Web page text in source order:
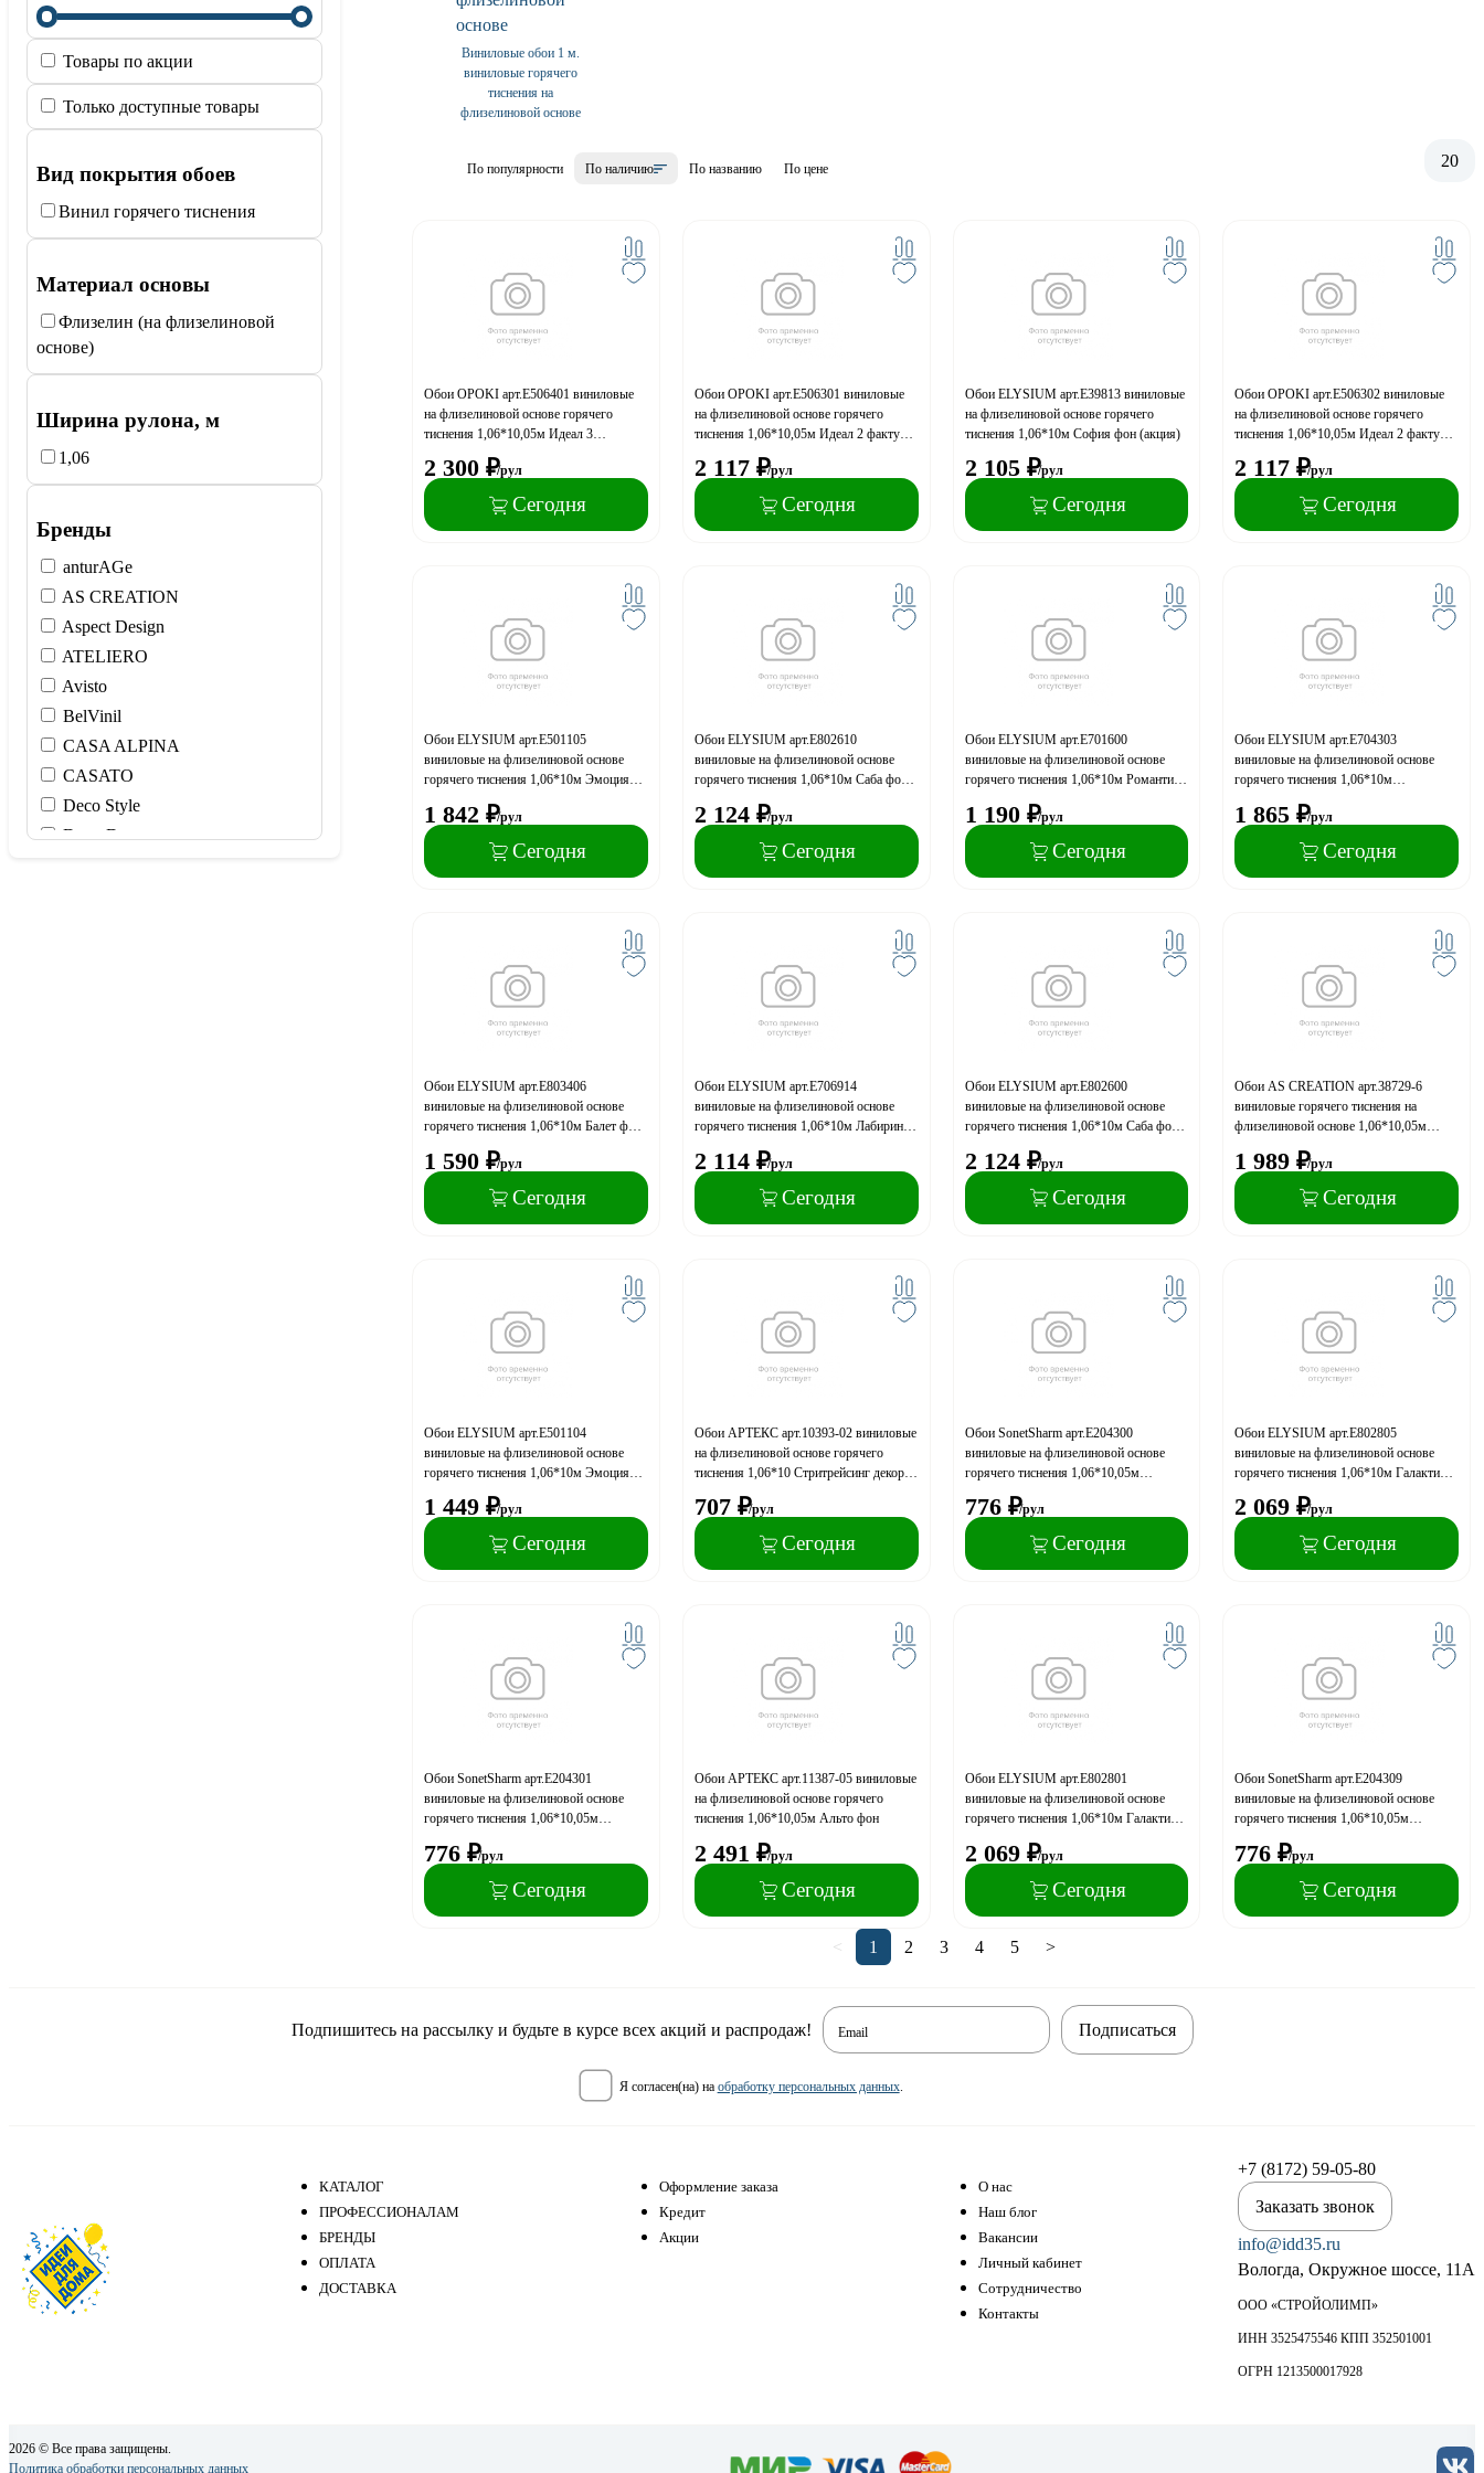
Товары по акции
Только доступные товары
Вид покрытия обоев
Винил горячего тиснения
Материал основы
Флизелин (на флизелиновой
основе)
Ширина рулона, м
1,06
Бренды
anturAGe
AS CREATION
Aspect Design
ATELIERO
Avisto
BelVinil
CASA ALPINA
CASATO
Deco Style
Deco-Deco
Обои Мир
Обои САРАТОВ
ПАЛИТРА
Виниловые обои 1 м.
виниловые горячего
тиснения на
флизелиновой основе
По популярности По наличию По названию По цене 20
Обои OPOKI арт.Е506401 виниловые
на флизелиновой основе горячего
тиснения 1,06*10,05м Идеал 3
2 300 ₽/рул
Сегодня
Обои OPOKI арт.Е506301 виниловые
на флизелиновой основе горячего
тиснения 1,06*10,05м Идеал 2 фактура
2 117 ₽/рул
Сегодня
Обои ELYSIUM арт.Е39813 виниловые
на флизелиновой основе горячего
тиснения 1,06*10м София фон (акция)
2 105 ₽/рул
Сегодня
Обои OPOKI арт.Е506302 виниловые
на флизелиновой основе горячего
тиснения 1,06*10,05м Идеал 2 фактура
2 117 ₽/рул
Сегодня
Обои ELYSIUM арт.Е501105
виниловые на флизелиновой основе
горячего тиснения 1,06*10м Эмоция
1 842 ₽/рул
Сегодня
Обои ELYSIUM арт.Е802610
виниловые на флизелиновой основе
горячего тиснения 1,06*10м Саба фон
2 124 ₽/рул
Сегодня
Обои ELYSIUM арт.Е701600
виниловые на флизелиновой основе
горячего тиснения 1,06*10м Романтика
1 190 ₽/рул
Сегодня
Обои ELYSIUM арт.Е704303
виниловые на флизелиновой основе
горячего тиснения 1,06*10м
1 865 ₽/рул
Сегодня
Обои ELYSIUM арт.Е803406
виниловые на флизелиновой основе
горячего тиснения 1,06*10м Балет фон
1 590 ₽/рул
Сегодня
Обои ELYSIUM арт.Е706914
виниловые на флизелиновой основе
горячего тиснения 1,06*10м Лабиринт
2 114 ₽/рул
Сегодня
Обои ELYSIUM арт.Е802600
виниловые на флизелиновой основе
горячего тиснения 1,06*10м Саба фон
2 124 ₽/рул
Сегодня
Обои AS CREATION арт.38729-6
виниловые горячего тиснения на
флизелиновой основе 1,06*10,05м
1 989 ₽/рул
Сегодня
Обои ELYSIUM арт.Е501104
виниловые на флизелиновой основе
горячего тиснения 1,06*10м Эмоция
1 449 ₽/рул
Сегодня
Обои АРТЕКС арт.10393-02 виниловые
на флизелиновой основе горячего
тиснения 1,06*10 Стритрейсинг декор
707 ₽/рул
Сегодня
Обои SonetSharm арт.Е204300
виниловые на флизелиновой основе
горячего тиснения 1,06*10,05м
776 ₽/рул
Сегодня
Обои ELYSIUM арт.Е802805
виниловые на флизелиновой основе
горячего тиснения 1,06*10м Галактика
2 069 ₽/рул
Сегодня
Обои SonetSharm арт.Е204301
виниловые на флизелиновой основе
горячего тиснения 1,06*10,05м
776 ₽/рул
Сегодня
Обои АРТЕКС арт.11387-05 виниловые
на флизелиновой основе горячего
тиснения 1,06*10,05м Альто фон
2 491 ₽/рул
Сегодня
Обои ELYSIUM арт.Е802801
виниловые на флизелиновой основе
горячего тиснения 1,06*10м Галактика
2 069 ₽/рул
Сегодня
Обои SonetSharm арт.Е204309
виниловые на флизелиновой основе
горячего тиснения 1,06*10,05м
776 ₽/рул
Сегодня
< 1 2 3 4 5 >
Подпишитесь на рассылку и будьте в курсе всех акций и распродаж! Email
я согласен(на) на обработку персональных данных.
Подписаться
КАТАЛОГ
ПРОФЕССИОНАЛАМ
БРЕНДЫ
ОПЛАТА
ДОСТАВКА
Оформление заказа
Кредит
Акции
О нас
Наш блог
Вакансии
Личный кабинет
Сотрудничество
Контакты
+7 (8172) 59-05-80
Заказать звонок
info@idd35.ru
Вологда, Окружное шоссе, 11А
ООО «СТРОЙОЛИМП»
ИНН 3525475546 КПП 352501001
ОГРН 1213500017928
2026 © Все права защищены.
Политика обработки персональных данных